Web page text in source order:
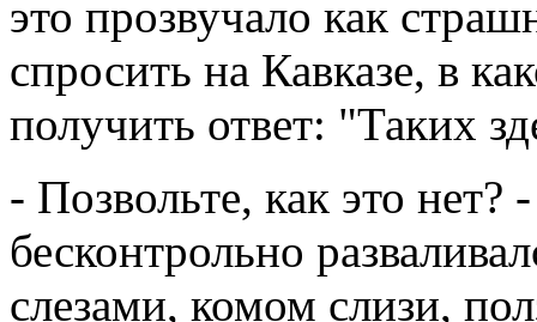
это прозвучало как
спросить на Кавказе, в
получить ответ: "Таких
- Позвольте, как это
бесконтрольно
слезами, комом слизи,